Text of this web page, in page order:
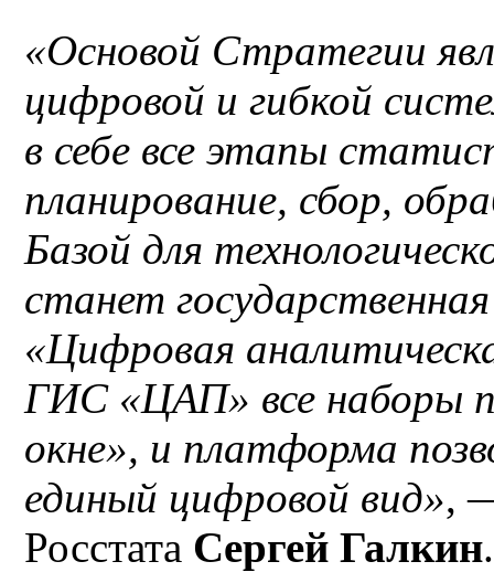
«Основой Стратегии
цифровой и гибкой
в себе все этапы
планирование, сбор,
Базой для
станет
«Цифровая
ГИС «ЦАП» все наборы
окне», и платформа
единый цифровой вид»,
Росстата Сергей Галкин.